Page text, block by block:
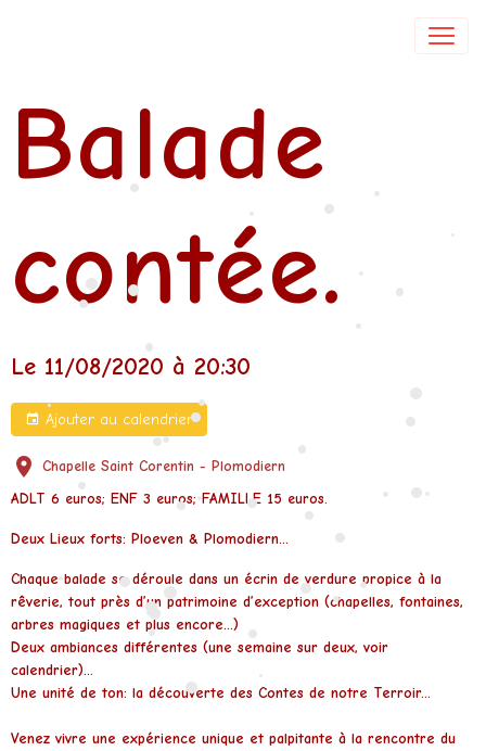
Balade
contée.
Le 11/08/2020 à 20:30
Ajouter au calendrier
Chapelle Saint Corentin - Plomodiern
ADLT 6 euros; ENF 3 euros; FAMILLE 15 euros.
Deux Lieux forts: Ploeven & Plomodiern...
Chaque balade se déroule dans un écrin de verdure propice à la
rêverie, tout près d’un patrimoine d’exception (chapelles, fontaines,
arbres magiques et plus encore...)
Deux ambiances différentes (une semaine sur deux, voir
calendrier)...
Une unité de ton: la découverte des Contes de notre Terroir...
Venez vivre une expérience unique et palpitante à la rencontre du
•
•
•
•
•
•
•
•
•
•
•
•
•
•
•
•
•
•
•
•
• •
•
•
•
•